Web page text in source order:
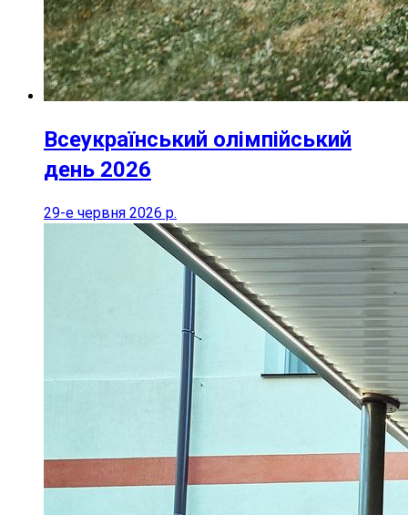
Всеукраїнський олімпійський
день 2026
29-е червня 2026 р.